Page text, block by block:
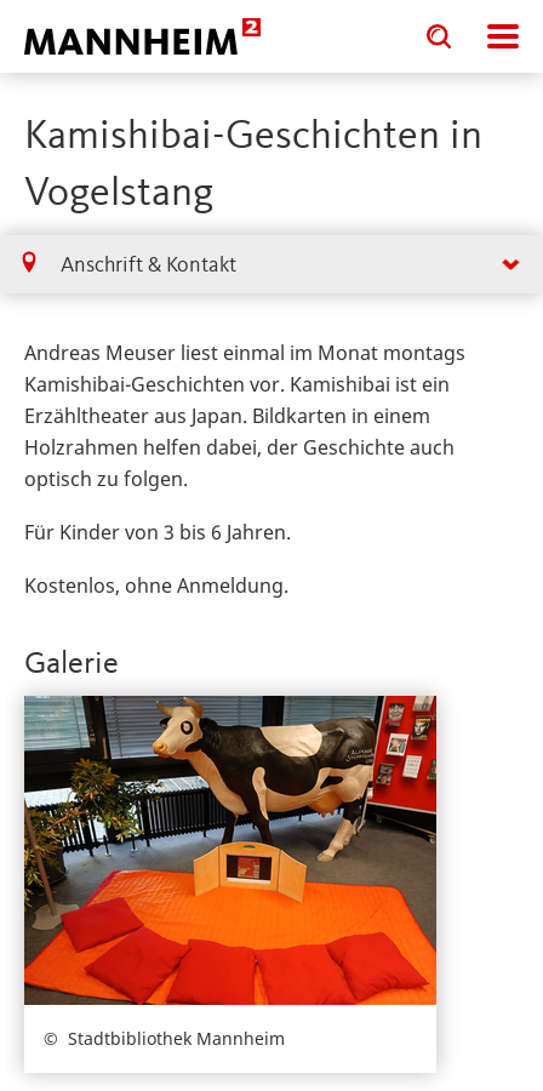
Toggle
search
input
Toggle
search
input
Kamishibai-Geschichten in
Vogelstang
Anschrift & Kontakt
Andreas Meuser liest einmal im Monat montags
Kamishibai-Geschichten vor. Kamishibai ist ein
Erzähltheater aus Japan. Bildkarten in einem
Holzrahmen helfen dabei, der Geschichte auch
optisch zu folgen.
Für Kinder von 3 bis 6 Jahren.
Kostenlos, ohne Anmeldung.
Galerie
Stadtbibliothek Mannheim